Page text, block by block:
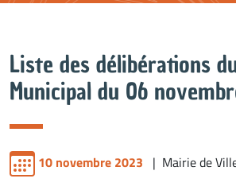
Liste des délibérations
Municipal du 06
10 novembre 2023 | Mairie de